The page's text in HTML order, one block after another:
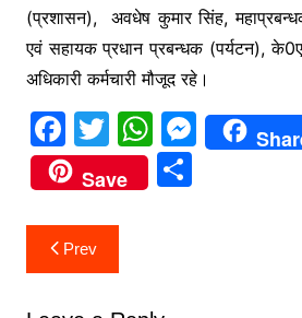
(प्रशासन), अवधेष कुमार सिंह,
एवं सहायक प्रधान प्रबन्धक (पर्यटन),
अधिकारी कर्मचारी मौजूद रहे।
F
a
c
e
b
T
w
itt
er
W
h
at
p
M
e
Save
S
Post
navigation
Prev